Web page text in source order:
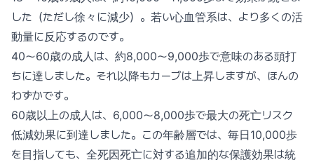
した（ただし徐々に減少）。若い心血管系は、より多くの活
動量に反応するのです。
40〜60歳の成人は、約8,000〜9,000歩で意味のある頭打
ちに達しました。それ以降もカーブは上昇しますが、ほんの
わずかです。
60歳以上の成人は、6,000〜8,000歩で最大の死亡リスク
低減効果に到達しました。この年齢層では、毎日10,000歩
を目指しても、全死因死亡に対する追加的な保護効果は統